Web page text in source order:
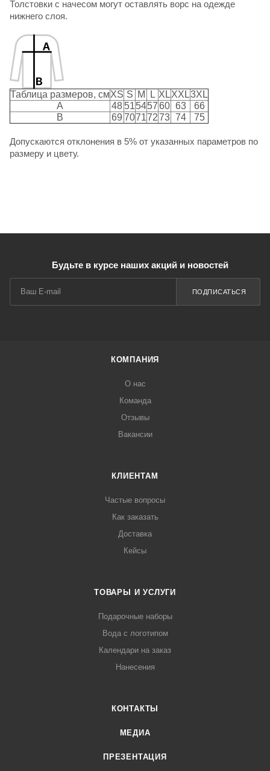
Толстовки с начесом могут оставлять ворс на одежде
нижнего слоя.
Таблица размеров, смXS S M L XLXXL3XL
A
48 51545760 63
66
B
69 70717273 74 75
Допускаются отклонения в 5% от указанных параметров по
размеру и цвету.
Будьте в курсе наших акций и новостей
ПОДПИСАТЬСЯ
КОМПАНИЯ
О нас
Команда
Отзывы
Вакансии
КЛИЕНТАМ
Частые вопросы
Как заказать
Доставка
Кейсы
ТОВАРЫ И УСЛУГИ
Подарочные наборы
Вода с логотипом
Календари на заказ
Нанесения
КОНТАКТЫ
МЕДИА
ПРЕЗЕНТАЦИЯ